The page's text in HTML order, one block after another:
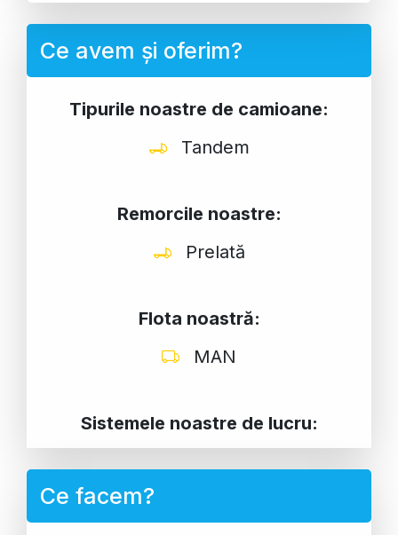
Ce avem și oferim?
Tipurile noastre de camioane:
Tandem
Remorcile noastre:
Prelată
Flota noastră:
MAN
Sistemele noastre de lucru:
Ce facem?